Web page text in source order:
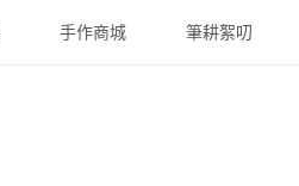
手作商城 筆耕絮叨